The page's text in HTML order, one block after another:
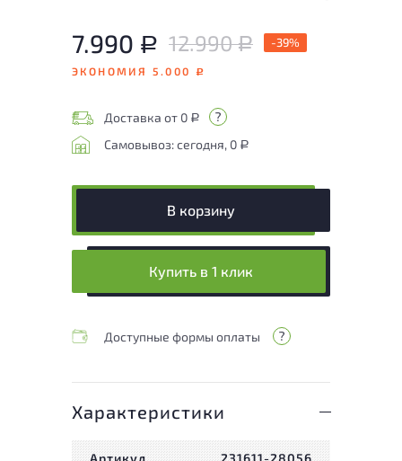
7.990 Р 12.990Р -39%
ЭКОНОМИЯ 5.000 Р
Доставка от 0 Р
Самовывоз: сегодня, 0 Р
В корзину
Купить в 1 клик
Доступные формы оплаты
Характеристики